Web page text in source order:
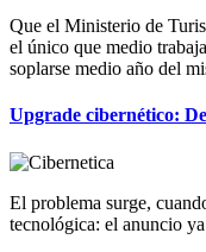
Que el Ministerio de
el único que medio
soplarse medio año del
Upgrade cibernético:
El problema surge,
tecnológica: el anuncio